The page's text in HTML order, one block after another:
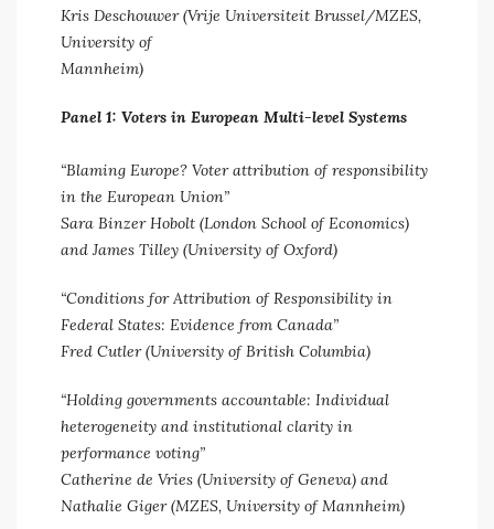
Kris Deschouwer (Vrije Universiteit Brussel/MZES,
University of
Mannheim)
Panel 1: Voters in European Multi-level Systems
“Blaming Europe? Voter attribution of responsibility
in the European Union”
Sara Binzer Hobolt (London School of Economics)
and James Tilley (University of Oxford)
“Conditions for Attribution of Responsibility in
Federal States: Evidence from Canada”
Fred Cutler (University of British Columbia)
“Holding governments accountable: Individual
heterogeneity and institutional clarity in
performance voting”
Catherine de Vries (University of Geneva) and
Nathalie Giger (MZES, University of Mannheim)